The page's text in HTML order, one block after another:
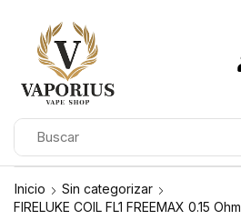
Inicio
Sin categorizar
FIRELUKE COIL FL1 FREEMAX 0.15 Ohm